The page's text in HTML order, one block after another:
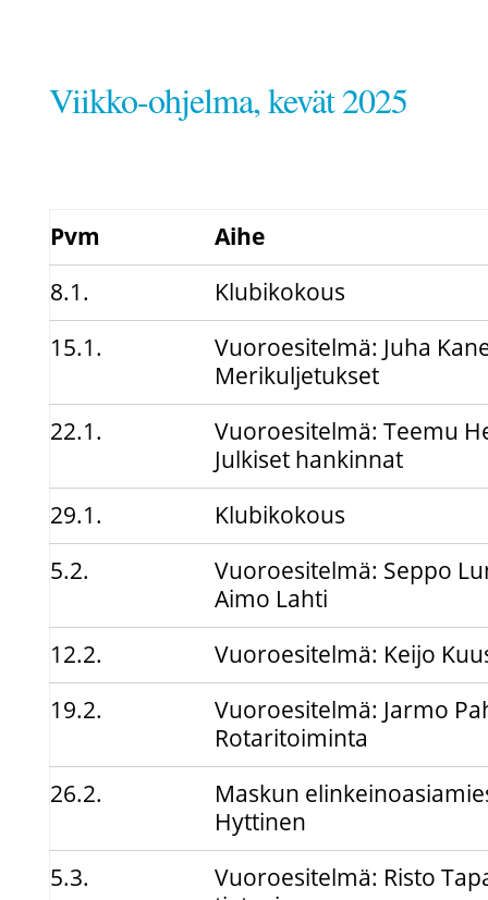
Viikko-ohjelma, kevät 2025
Pvm
Aihe
8.1.
Klubikokous
15.1.
Vuoroesitelmä: Juha
Merikuljetukset
22.1.
Vuoroesitelmä: Teemu
Julkiset hankinnat
29.1.
Klubikokous
5.2.
Vuoroesitelmä: Seppo
Aimo Lahti
12.2.
Vuoroesitelmä: Keijo
19.2.
Vuoroesitelmä: Jarmo
Rotaritoiminta
26.2.
Maskun
Hyttinen
5.3.
Vuoroesitelmä: Risto